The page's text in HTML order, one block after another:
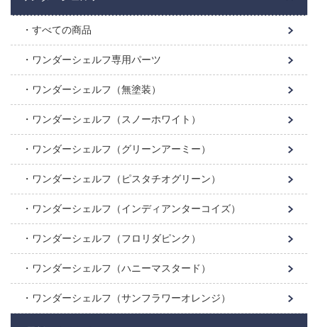
すべての商品
ワンダーシェルフ専用パーツ
ワンダーシェルフ（無塗装）
ワンダーシェルフ（スノーホワイト）
ワンダーシェルフ（グリーンアーミー）
ワンダーシェルフ（ピスタチオグリーン）
ワンダーシェルフ（インディアンターコイズ）
ワンダーシェルフ（フロリダピンク）
ワンダーシェルフ（ハニーマスタード）
ワンダーシェルフ（サンフラワーオレンジ）